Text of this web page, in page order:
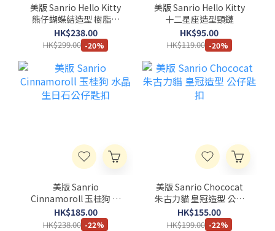
美版 Sanrio Hello Kitty
熊仔蝴蝶結造型 樹脂面
公仔匙扣
HK$238.00
HK$299.00 -20%
美版 Sanrio Hello Kitty
十二星座造型頸鏈
HK$95.00
HK$119.00 -20%
美版 Sanrio
Cinnamoroll 玉桂狗 水
晶生日石公仔匙扣
HK$185.00
HK$238.00 -22%
美版 Sanrio Chococat
朱古力貓 皇冠造型 公仔
匙扣
HK$155.00
HK$199.00 -22%